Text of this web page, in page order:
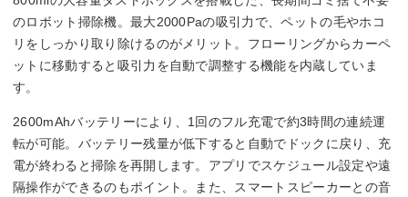
のロボット掃除機。最大2000Paの吸引力で、ペットの毛やホコ
リをしっかり取り除けるのがメリット。フローリングからカーペ
ットに移動すると吸引力を自動で調整する機能を内蔵していま
す。
2600mAhバッテリーにより、1回のフル充電で約3時間の連続運
転が可能。バッテリー残量が低下すると自動でドックに戻り、充
電が終わると掃除を再開します。アプリでスケジュール設定や遠
隔操作ができるのもポイント。また、スマートスピーカーとの音